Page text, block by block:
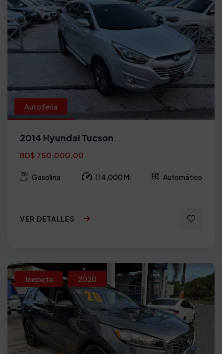
Autoferia
2014 Hyundai Tucson
RD$ 750,000.00
Gasolina 114,000 Mi Automático
VER DETALLES
Jeepeta 2020